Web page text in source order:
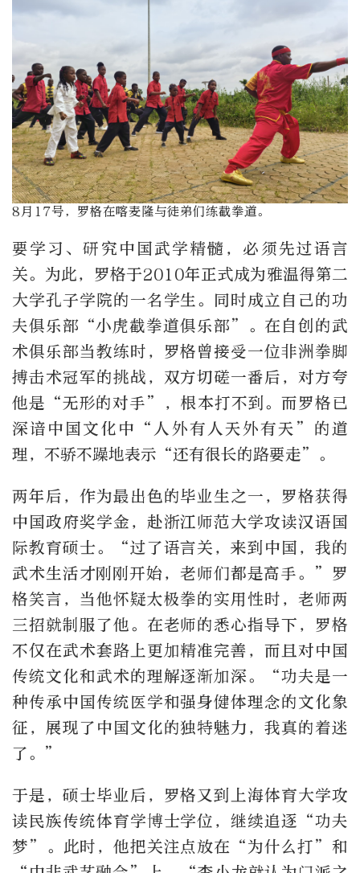
8月17号，罗格在喀麦隆与徒弟们练截拳道。
要学习、研究中国武学精髓，必须先过语言
关。为此，罗格于2010年正式成为雅温得第二
大学孔子学院的一名学生。同时成立自己的功
夫俱乐部“小虎截拳道俱乐部”。在自创的武
术俱乐部当教练时，罗格曾接受一位非洲拳脚
搏击术冠军的挑战，双方切磋一番后，对方夸
他是“无形的对手”，根本打不到。而罗格已
深谙中国文化中“人外有人天外有天”的道
理，不骄不躁地表示“还有很长的路要走”。
两年后，作为最出色的毕业生之一，罗格获得
中国政府奖学金，赴浙江师范大学攻读汉语国
际教育硕士。“过了语言关，来到中国，我的
武术生活才刚刚开始，老师们都是高手。”罗
格笑言，当他怀疑太极拳的实用性时，老师两
三招就制服了他。在老师的悉心指导下，罗格
不仅在武术套路上更加精准完善，而且对中国
传统文化和武术的理解逐渐加深。“功夫是一
种传承中国传统医学和强身健体理念的文化象
征，展现了中国文化的独特魅力，我真的着迷
了。”
于是，硕士毕业后，罗格又到上海体育大学攻
读民族传统体育学博士学位，继续追逐“功夫
梦”。此时，他把关注点放在“为什么打”和